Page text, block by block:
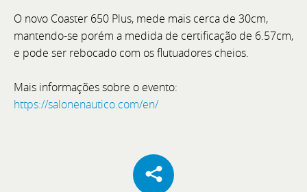
Uma Nova Etapa de Expansão e Prestígio
BoatCenter - Representação Bellini em Portugal
O novo Coaster 650 Plus, mede mais cerca de 30cm,
mantendo-se porém a medida de certificação de 6.57cm,
e pode ser rebocado com os flutuadores cheios.
Mais informações sobre o evento:
https://salonenautico.com/en/